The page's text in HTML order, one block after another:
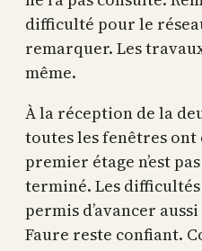
difficulté pour le
remarquer. Les
même.
À la réception de la
toutes les fenêtres ont
premier étage n’est
terminé. Les difficultés
permis d’avancer
Faure reste confiant.